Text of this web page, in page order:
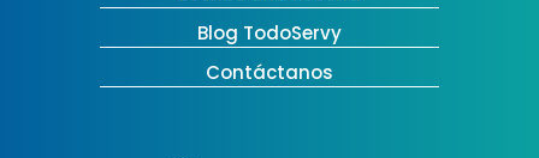
Blog TodoServy
Contáctanos